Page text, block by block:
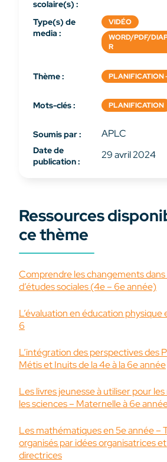
scolaire(s) :
Type(s) de
media :
VIDÉO
WORD/PDF/
R
Thème : PLANIFICATION
Mots-clés : PLANIFICATION
Soumis par : APLC
Date de
publication :
29 avril 2024
Ressources
ce thème
Comprendre les changements
d’études sociales (4e – 6e année)
L’évaluation en éducation
6
L’intégration des perspectives des
Métis et Inuits de la 4e à la 6e année
Les livres jeunesse à utiliser pour
les sciences – Maternelle à 6e
Les mathématiques en 5e année –
organisés par idées organisatrices
directrices